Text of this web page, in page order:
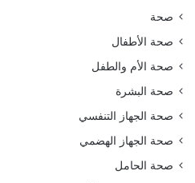
صحة
صحة الأطفال
صحة الأم والطفل
صحة البشرة
صحة الجهاز التنفسي
صحة الجهاز الهضمي
صحة الحامل